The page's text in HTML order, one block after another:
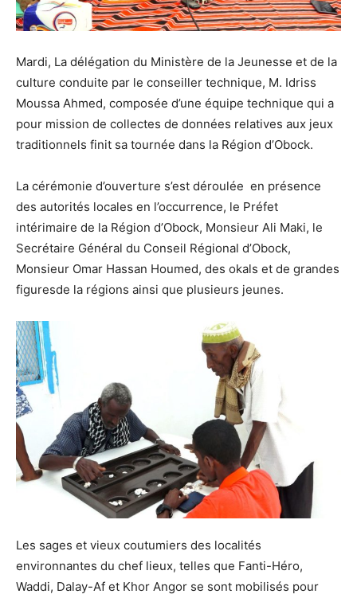
Mardi, La délégation du Ministère de la Jeunesse et de la
culture conduite par le conseiller technique, M. Idriss
Moussa Ahmed, composée d’une équipe technique qui a
pour mission de collectes de données relatives aux jeux
traditionnels finit sa tournée dans la Région d’Obock.
La cérémonie d’ouverture s’est déroulée en présence
des autorités locales en l’occurrence, le Préfet
intérimaire de la Région d’Obock, Monsieur Ali Maki, le
Secrétaire Général du Conseil Régional d’Obock,
Monsieur Omar Hassan Houmed, des okals et de grandes
figuresde la régions ainsi que plusieurs jeunes.
Les sages et vieux coutumiers des localités
environnantes du chef lieux, telles que Fanti-Héro,
Waddi, Dalay-Af et Khor Angor se sont mobilisés pour